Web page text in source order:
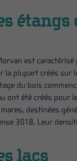
étangs
est
la plupart créés sur
du bois
ont été créés pour
mares, destinées
3018. Leur
lacs